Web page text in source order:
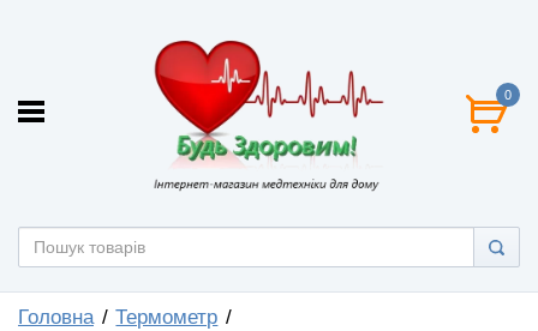
0
Головна Термометр